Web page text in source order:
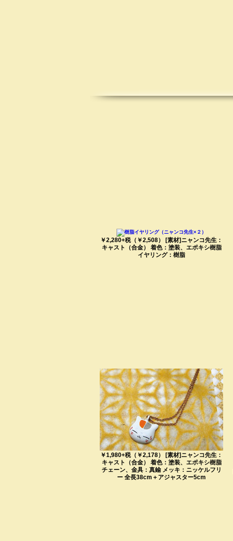
￥2,280+税（￥2,508） [素材]ニャンコ先生：
キャスト（合金） 着色：塗装、エポキシ樹脂
イヤリング：樹脂
￥1,980+税（￥2,178） [素材]ニャンコ先生：
キャスト（合金） 着色：塗装、エポキシ樹脂
チェーン、金具：真鍮 メッキ：ニッケルフリ
ー 全長38cm＋アジャスター5cm